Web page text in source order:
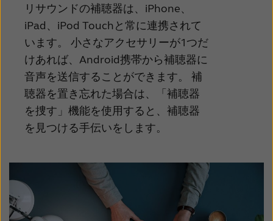
リサウンドの補聴器は、iPhone、
iPad、iPod Touchと常に連携されて
います。 小さなアクセサリーが1つだ
けあれば、Android携帯から補聴器に
音声を送信することができます。 補
聴器を置き忘れた場合は、「補聴器
を捜す」機能を使用すると、補聴器
を見つける手伝いをします。